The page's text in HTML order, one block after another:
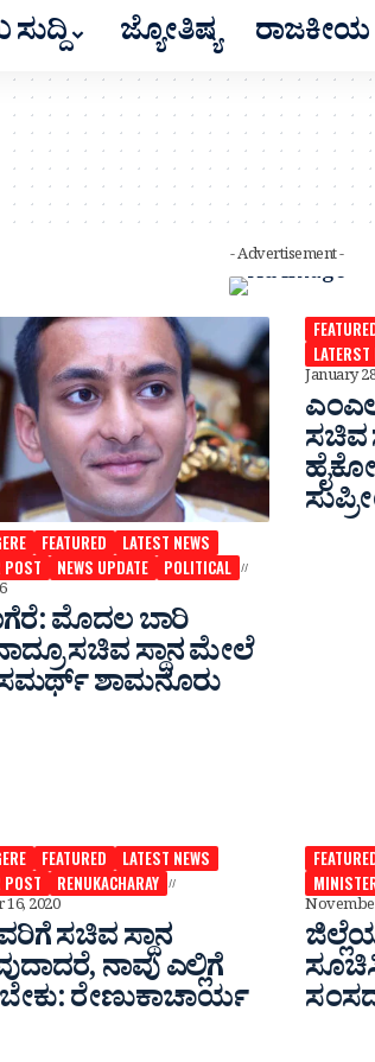
ಜ್ಯೋತಿಷ್ಯ ರಾಜಕೀಯ
- Advertisement -
FEATURED
LATEST NEWS
NEWS UPDATE POLITICAL
ಮೊದಲ ಬಾರಿ
ಸಚಿವ ಸ್ಥಾನ ಮೇಲೆ
ಸಮರ್ಥ್ ಶಾಮನೂರು
LATERST
January
ಸಚಿವ
FEATURED
LATEST NEWS
RENUKACHARAY
2020
ಸಚಿವ ಸ್ಥಾನ
ನಾವು ಎಲ್ಲಿಗೆ
ರೇಣುಕಾಚಾರ್ಯ